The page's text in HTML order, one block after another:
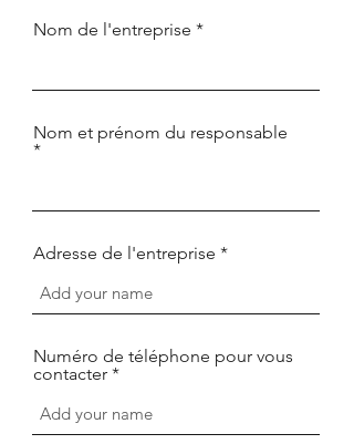
Nom de l'entreprise
Nom et prénom du responsable
Adresse de l'entreprise
Numéro de téléphone pour vous
contacter